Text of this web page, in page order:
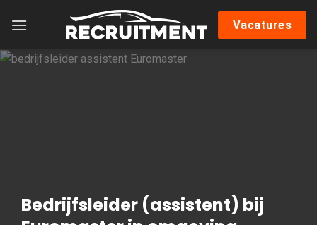
Vacatures
Bedrijfsleider (assistent) bij